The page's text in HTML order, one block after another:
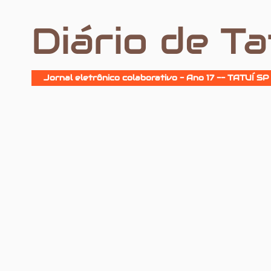
Diário de
Jornal eletrônico colaborativo - Ano 17 -- TATUÍ SP